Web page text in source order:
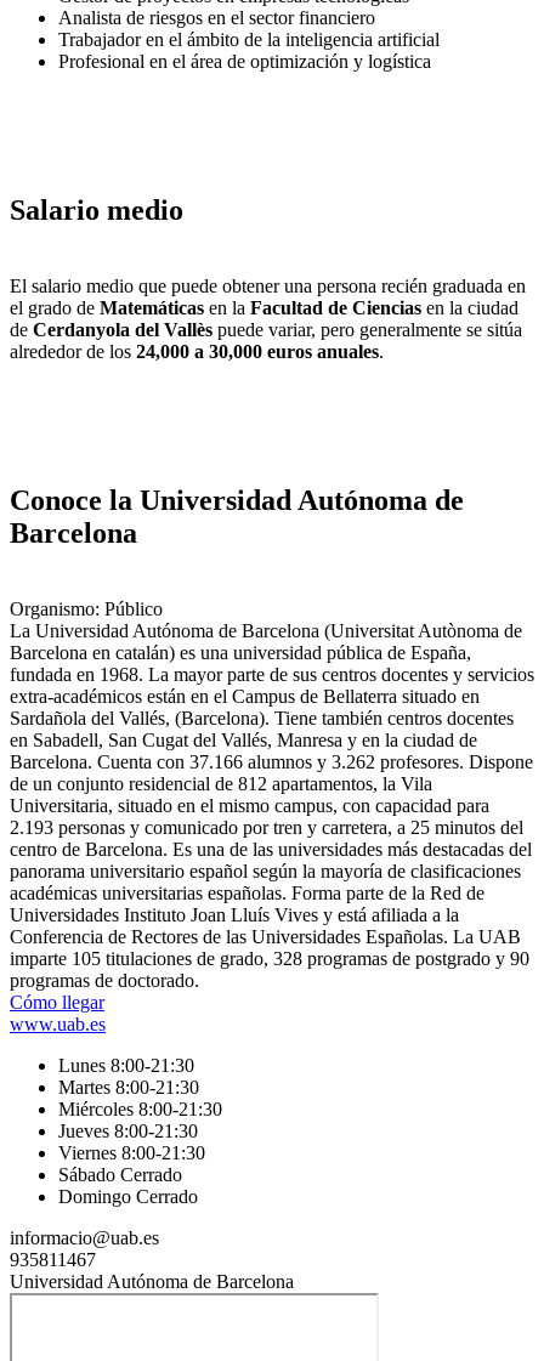
Analista de riesgos en el sector financiero
Trabajador en el ámbito de la inteligencia artificial
Profesional en el área de optimización y logística
Salario medio
El salario medio que puede obtener una persona recién graduada en
el grado de Matemáticas en la Facultad de Ciencias en la ciudad
de Cerdanyola del Vallès puede variar, pero generalmente se sitúa
alrededor de los 24,000 a 30,000 euros anuales.
Conoce la Universidad Autónoma de
Barcelona
Organismo: Público
La Universidad Autónoma de Barcelona ​(Universitat Autònoma de
Barcelona en catalán) es una universidad pública de España,
fundada en 1968. La mayor parte de sus centros docentes y servicios
extra-académicos están en el Campus de Bellaterra situado en
Sardañola del Vallés, (Barcelona). Tiene también centros docentes
en Sabadell, San Cugat del Vallés, Manresa y en la ciudad de
Barcelona. Cuenta con 37.166 alumnos y 3.262 profesores. Dispone
de un conjunto residencial de 812 apartamentos, la Vila
Universitaria, situado en el mismo campus, con capacidad para
2.193 personas y comunicado por tren y carretera, a 25 minutos del
centro de Barcelona.​ Es una de las universidades más destacadas del
panorama universitario español según la mayoría de clasificaciones
académicas universitarias españolas. Forma parte de la Red de
Universidades Instituto Joan Lluís Vives y está afiliada a la
Conferencia de Rectores de las Universidades Españolas. La UAB
imparte 105 titulaciones de grado, 328 programas de postgrado y 90
programas de doctorado.
Cómo llegar
www.uab.es
Lunes 8:00-21:30
Martes 8:00-21:30
Miércoles 8:00-21:30
Jueves 8:00-21:30
Viernes 8:00-21:30
Sábado Cerrado
Domingo Cerrado
informacio@uab.es
935811467
Universidad Autónoma de Barcelona